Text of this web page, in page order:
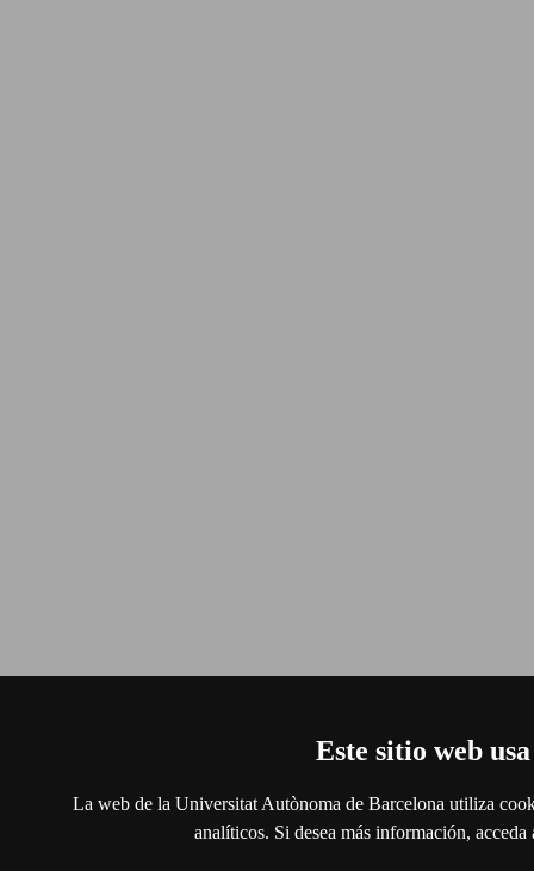
Este sitio web
La web de la Universitat Autònoma de Barcelona utiliza
analíticos. Si desea más información, acceda